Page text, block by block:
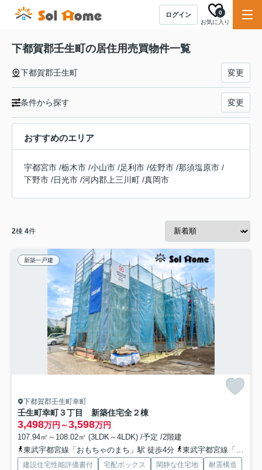
ログイン
お気に入り
0
下都賀郡壬生町の居住用売買物件一覧
下都賀郡壬生町 変更
条件から探す 変更
おすすめのエリア
宇都宮市 /栃木市 /小山市 /足利市 /佐野市 /那須塩原市 /
下野市 /日光市 /河内郡上三川町 /真岡市
2棟 4件
新築一戸建
下都賀郡壬生町幸町
壬生町幸町３丁目 新築住宅全２棟
3,498万円～3,598万円
107.94㎡～108.02㎡ (3LDK～4LDK) /予定 /2階建
東武宇都宮線「おもちゃのまち」駅 徒歩4分
東武宇都宮線「国谷」駅 徒歩27分
建設住宅性能評価書付 宅配ボックス 閑静な住宅地
耐震構造